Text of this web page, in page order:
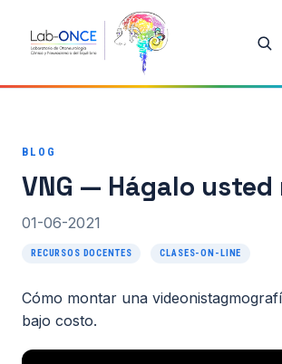
Investigación
Publicaciones destacadas
Oferta de Tesis
BLOG
VNG — Hágalo usted
01-06-2021
RECURSOS DOCENTES CLASES-ON-LINE
Cómo montar una
bajo costo.